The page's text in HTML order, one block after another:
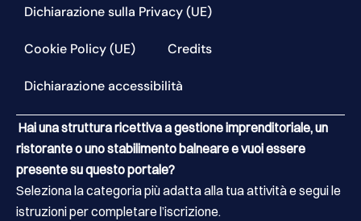
Dichiarazione sulla Privacy (UE)
Cookie Policy (UE) Credits
Dichiarazione accessibilità
Hai una struttura ricettiva a gestione imprenditoriale, un
ristorante o uno stabilimento balneare e vuoi essere
presente su questo portale?
Seleziona la categoria più adatta alla tua attività e segui le
istruzioni per completare l’iscrizione.